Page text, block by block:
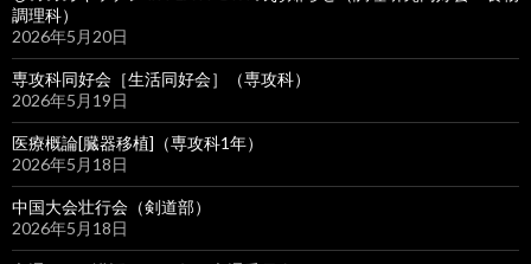
調理科）
2026年5月20日
専攻科同好会［生活同好会］（専攻科）
2026年5月19日
医療概論[臓器移植]（専攻科1年）
2026年5月18日
中国大会壮行会（剣道部）
2026年5月18日